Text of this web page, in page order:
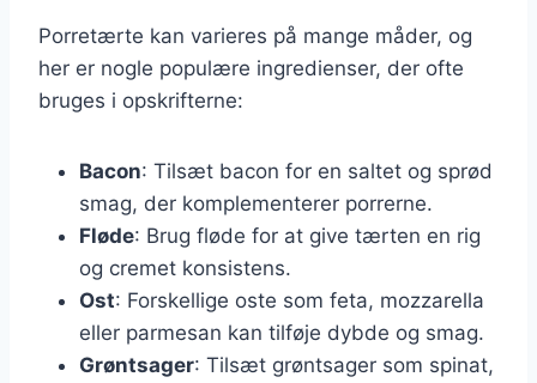
Porretærte kan varieres på mange måder, og
her er nogle populære ingredienser, der ofte
bruges i opskrifterne:
Bacon: Tilsæt bacon for en saltet og sprød
smag, der komplementerer porrerne.
Fløde: Brug fløde for at give tærten en rig
og cremet konsistens.
Ost: Forskellige oste som feta, mozzarella
eller parmesan kan tilføje dybde og smag.
Grøntsager: Tilsæt grøntsager som spinat,